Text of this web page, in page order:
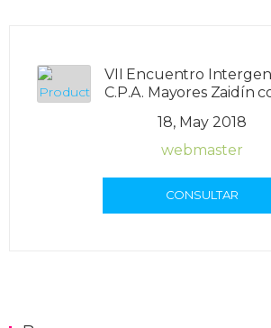
VII Encuentro
C.P.A. Mayores Zaidín
18, May 2018
webmaster
CONSULTAR